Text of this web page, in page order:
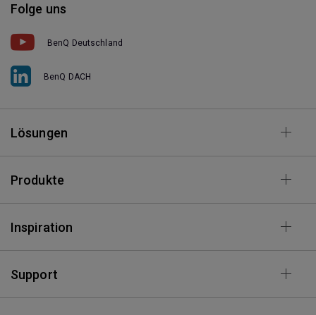
Folge uns
BenQ Deutschland
BenQ DACH
Lösungen
Produkte
Inspiration
Support